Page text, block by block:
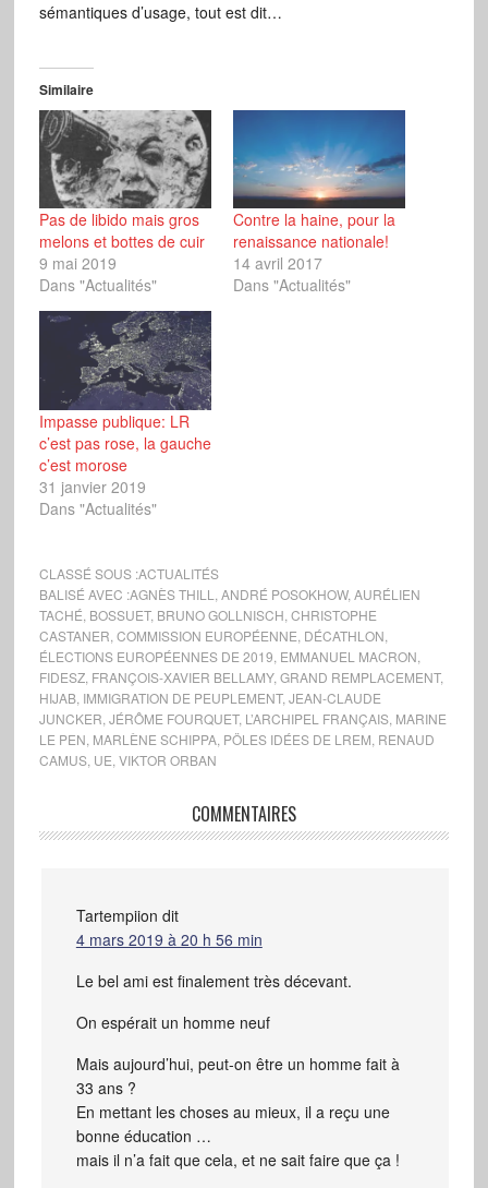
sémantiques d’usage, tout est dit…
Similaire
Pas de libido mais gros
melons et bottes de cuir
9 mai 2019
Dans "Actualités"
Contre la haine, pour la
renaissance nationale!
14 avril 2017
Dans "Actualités"
Impasse publique: LR
c’est pas rose, la gauche
c’est morose
31 janvier 2019
Dans "Actualités"
CLASSÉ SOUS :ACTUALITÉS
BALISÉ AVEC :AGNÈS THILL ANDRÉ POSOKHOW, AURÉLIEN
TACHÉ BOSSUET, BRUNO GOLLNISCH CHRISTOPHE
CASTANER COMMISSION EUROPÉENNE DÉCATHLON
ÉLECTIONS EUROPÉENNES DE 2019 EMMANUEL MACRON
FIDESZ, FRANÇOIS-XAVIER BELLAMY, GRAND REMPLACEMENT,
HIJAB, IMMIGRATION DE PEUPLEMENT, JEAN-CLAUDE
JUNCKER JÉRÔME FOURQUET, L’ARCHIPEL FRANÇAIS, MARINE
LE PEN MARLÈNE SCHIPPA, PÖLES IDÉES DE LREM RENAUD
CAMUS, UE VIKTOR ORBAN
COMMENTAIRES
Tartempiion dit
4 mars 2019 à 20 h 56 min
Le bel ami est finalement très décevant.
On espérait un homme neuf
Mais aujourd’hui, peut-on être un homme fait à
33 ans ?
En mettant les choses au mieux, il a reçu une
bonne éducation …
mais il n’a fait que cela, et ne sait faire que ça !